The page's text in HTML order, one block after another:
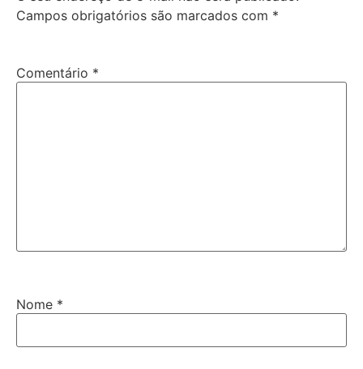
Campos obrigatórios são marcados com *
Comentário *
Nome *